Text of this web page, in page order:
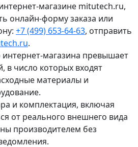
магазине mitutech.ru,
онлайн-форму заказа или
+7 (499) 653-64-63, отправить
.
магазина превышает
в число которых входят
материалы и
и комплектация, включая
от реального внешнего вида
производителем без